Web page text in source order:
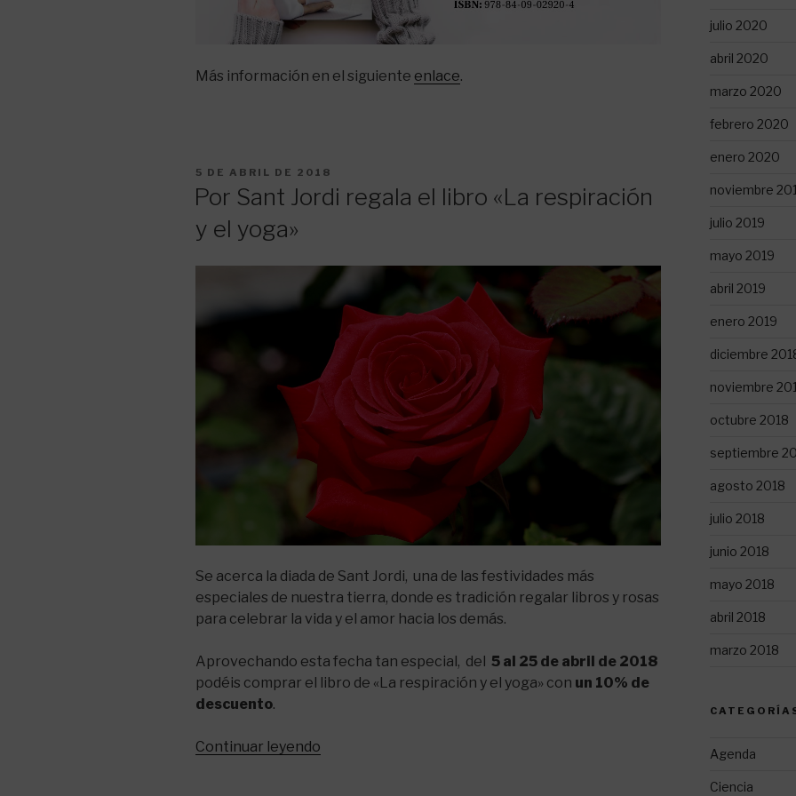
Más información en el siguiente enlace.
PUBLICADO
5 DE ABRIL DE 2018
Por Sant Jordi regala el libro «La respiración
y el yoga»
Se acerca la diada de Sant Jordi, una de las festividades más
especiales de nuestra tierra, donde es tradición regalar libros y rosas
para celebrar la vida y el amor hacia los demás.
Aprovechando esta fecha tan especial, del 5 al 25 de abril de 2018
podéis comprar el libro de «La respiración y el yoga» con un 10% de
descuento.
Continuar leyendo
julio 2020
abril 2020
marzo 2020
febrero 2020
enero 2020
noviembre
julio 2019
mayo 2019
abril 2019
enero 2019
diciembre
noviembre
octubre 2018
septiembre
agosto 2018
julio 2018
junio 2018
mayo 2018
abril 2018
marzo 2018
Agenda
Ciencia